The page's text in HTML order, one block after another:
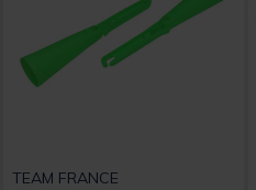
TEAM FRANCE